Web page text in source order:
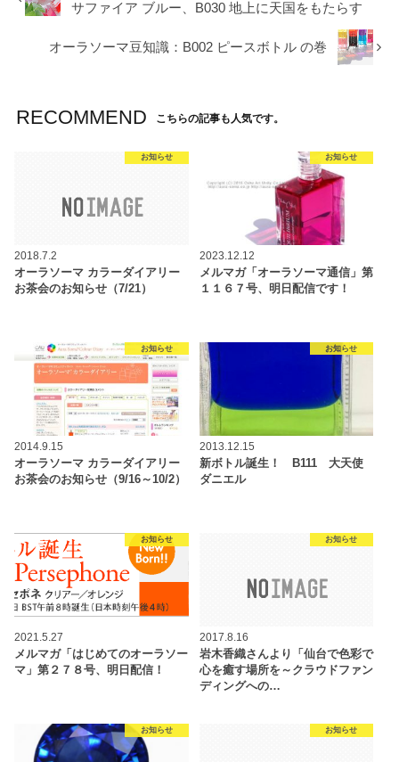
サファイア ブルー、B030 地上に天国をもたらす
オーラソーマ豆知識：B002 ピースボトル の巻
RECOMMEND こちらの記事も人気です。
お知らせ
2018.7.2
オーラソーマ カラーダイアリー
お茶会のお知らせ（7/21）
お知らせ
2023.12.12
メルマガ「オーラソーマ通信」第
１１６７号、明日配信です！
お知らせ
2014.9.15
オーラソーマ カラーダイアリー
お茶会のお知らせ（9/16～10/2）
お知らせ
2013.12.15
新ボトル誕生！ B111 大天使
ダニエル
お知らせ
2021.5.27
メルマガ「はじめてのオーラソー
マ」第２７８号、明日配信！
お知らせ
2017.8.16
岩木香織さんより「仙台で色彩で
心を癒す場所を～クラウドファン
ディングへの…
お知らせ お知らせ